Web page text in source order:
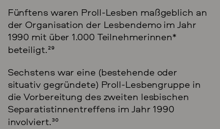
Fünftens waren Proll-Lesben maßgeblich an
der Organisation der Lesbendemo im Jahr
1990 mit über 1.000 Teilnehmerinnen*
beteiligt.29
Sechstens war eine (bestehende oder
situativ gegründete) Proll-Lesbengruppe in
die Vorbereitung des zweiten lesbischen
Separatistinnentreffens im Jahr 1990
involviert.30